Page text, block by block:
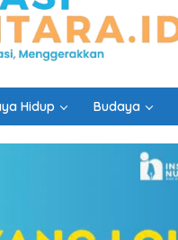
Hidup Budaya